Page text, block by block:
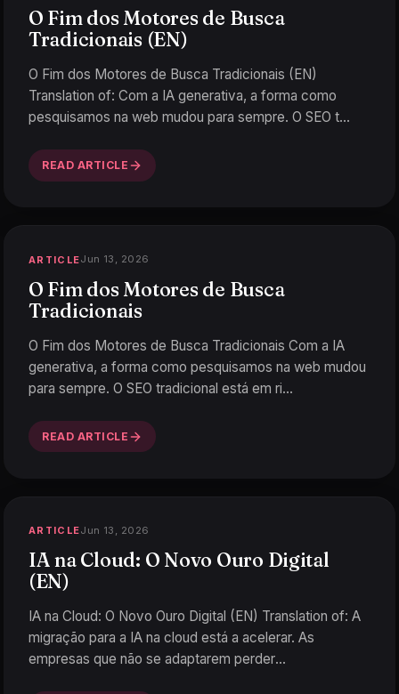
O Fim dos Motores de Busca
Tradicionais (EN)
O Fim dos Motores de Busca Tradicionais (EN)
Translation of: Com a IA generativa, a forma como
pesquisamos na web mudou para sempre. O SEO t…
READ ARTICLE
ARTICLEJun 13, 2026
O Fim dos Motores de Busca
Tradicionais
O Fim dos Motores de Busca Tradicionais Com a IA
generativa, a forma como pesquisamos na web mudou
para sempre. O SEO tradicional está em ri…
READ ARTICLE
ARTICLEJun 13, 2026
IA na Cloud: O Novo Ouro Digital
(EN)
IA na Cloud: O Novo Ouro Digital (EN) Translation of: A
migração para a IA na cloud está a acelerar. As
empresas que não se adaptarem perder…